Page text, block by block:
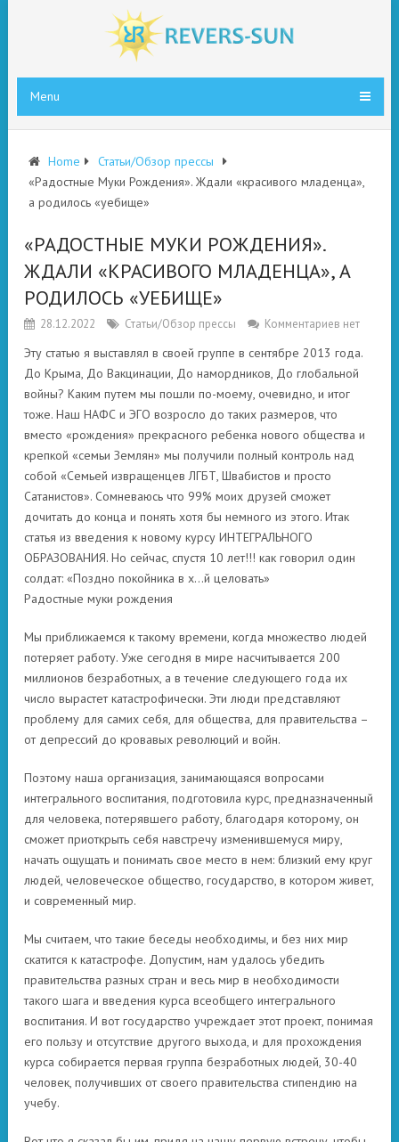
Menu
Home
Статьи/Обзор прессы
«Радостные Муки Рождения». Ждали «красивого младенца»,
а родилось «уебище»
«РАДОСТНЫЕ МУКИ РОЖДЕНИЯ».
ЖДАЛИ «КРАСИВОГО МЛАДЕНЦА», А
РОДИЛОСЬ «УЕБИЩЕ»
28.12.2022 Статьи/Обзор прессы Комментариев нет
Эту статью я выставлял в своей группе в сентябре 2013 года.
До Крыма, До Вакцинации, До намордников, До глобальной
войны? Каким путем мы пошли по-моему, очевидно, и итог
тоже. Наш НАФС и ЭГО возросло до таких размеров, что
вместо «рождения» прекрасного ребенка нового общества и
крепкой «семьи Землян» мы получили полный контроль над
собой «Семьей извращенцев ЛГБТ, Швабистов и просто
Сатанистов». Сомневаюсь что 99% моих друзей сможет
дочитать до конца и понять хотя бы немного из этого. Итак
статья из введения к новому курсу ИНТЕГРАЛЬНОГО
ОБРАЗОВАНИЯ. Но сейчас, спустя 10 лет!!! как говорил один
солдат: «Поздно покойника в х…й целовать»
Радостные муки рождения
Мы приближаемся к такому времени, когда множество людей
потеряет работу. Уже сегодня в мире насчитывается 200
миллионов безработных, а в течение следующего года их
число вырастет катастрофически. Эти люди представляют
проблему для самих себя, для общества, для правительства –
от депрессий до кровавых революций и войн.
Поэтому наша организация, занимающаяся вопросами
интегрального воспитания, подготовила курс, предназначенный
для человека, потерявшего работу, благодаря которому, он
сможет приоткрыть себя навстречу изменившемуся миру,
начать ощущать и понимать свое место в нем: близкий ему круг
людей, человеческое общество, государство, в котором живет,
и современный мир.
Мы считаем, что такие беседы необходимы, и без них мир
скатится к катастрофе. Допустим, нам удалось убедить
правительства разных стран и весь мир в необходимости
такого шага и введения курса всеобщего интегрального
воспитания. И вот государство учреждает этот проект, понимая
его пользу и отсутствие другого выхода, и для прохождения
курса собирается первая группа безработных людей, 30-40
человек, получивших от своего правительства стипендию на
учебу.